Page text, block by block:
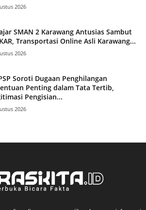
2026
SMAN 2 Karawang Antusias Sambut
Transportasi Online Asli Karawang...
2026
Soroti Dugaan Penghilangan
Penting dalam Tata Tertib,
Pengisian...
2026